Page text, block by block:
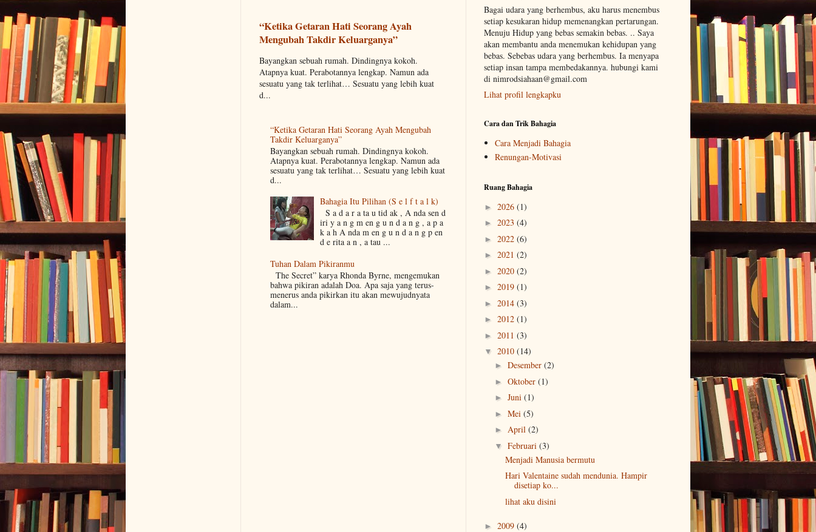
“Ketika Getaran Hati Seorang Ayah
Mengubah Takdir Keluarganya”
Bayangkan sebuah rumah. Dindingnya kokoh.
Atapnya kuat. Perabotannya lengkap. Namun ada
sesuatu yang tak terlihat… Sesuatu yang lebih kuat
d...
“Ketika Getaran Hati Seorang Ayah Mengubah
Takdir Keluarganya”
Bayangkan sebuah rumah. Dindingnya kokoh.
Atapnya kuat. Perabotannya lengkap. Namun ada
sesuatu yang tak terlihat… Sesuatu yang lebih kuat
d...
Bahagia Itu Pilihan (S e l f t a l k)
S a d a r a ta u tid ak , A nda sen d
iri y a n g m en g u n d a n g , a p a
k a h A nda m en g u n d a n g p en
d e rita a n , a tau ...
Tuhan Dalam Pikiranmu
The Secret” karya Rhonda Byrne, mengemukan
bahwa pikiran adalah Doa. Apa saja yang terus-
menerus anda pikirkan itu akan mewujudnyata
dalam...
Bagai udara yang berhembus, aku harus menembus
setiap kesukaran hidup memenangkan pertarungan.
Menuju Hidup yang bebas semakin bebas. .. Saya
akan membantu anda menemukan kehidupan yang
bebas. Sebebas udara yang berhembus. Ia menyapa
setiap insan tampa membedakannya. hubungi kami
di nimrodsiahaan@gmail.com
Lihat profil lengkapku
Cara dan Trik Bahagia
Cara Menjadi Bahagia
Renungan-Motivasi
Ruang Bahagia
► 2026 (1)
► 2023 (4)
► 2022 (6)
► 2021 (2)
► 2020 (2)
► 2019 (1)
► 2014 (3)
► 2012 (1)
► 2011 (3)
▼ 2010 (14)
► Desember (2)
► Oktober (1)
► Juni (1)
► Mei (5)
► April (2)
▼ Februari (3)
Menjadi Manusia bermutu
Hari Valentaine sudah mendunia. Hampir
disetiap ko...
lihat aku disini
► 2009 (4)